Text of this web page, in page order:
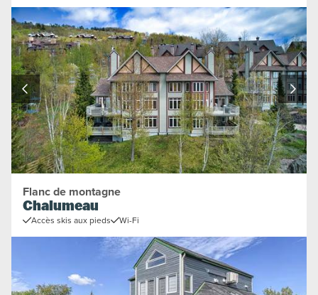
Flanc de montagne
Chalumeau
Accès skis aux pieds Wi-Fi